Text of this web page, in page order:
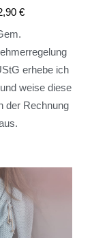
€
erhebe ich
weise diese
der Rechnung